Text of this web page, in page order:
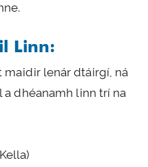
Linn:
maidir lenár dtáirgí, ná
dhéanamh linn trí na